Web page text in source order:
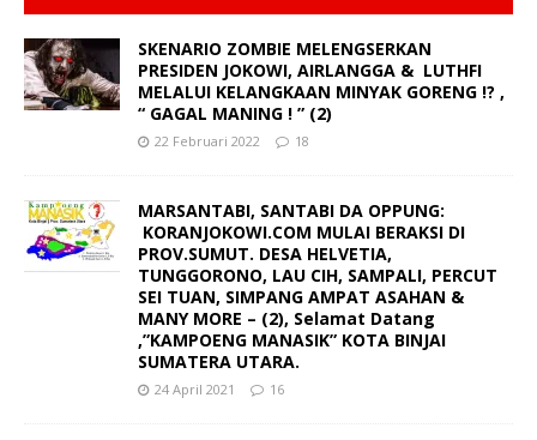
SKENARIO ZOMBIE MELENGSERKAN
PRESIDEN JOKOWI, AIRLANGGA & LUTHFI
MELALUI KELANGKAAN MINYAK GORENG !? ,
“ GAGAL MANING ! ” (2)
22 Februari 2022 18
MARSANTABI, SANTABI DA OPPUNG:
KORANJOKOWI.COM MULAI BERAKSI DI
PROV.SUMUT. DESA HELVETIA,
TUNGGORONO, LAU CIH, SAMPALI, PERCUT
SEI TUAN, SIMPANG AMPAT ASAHAN &
MANY MORE – (2), Selamat Datang
,”KAMPOENG MANASIK” KOTA BINJAI
SUMATERA UTARA.
24 April 2021 16